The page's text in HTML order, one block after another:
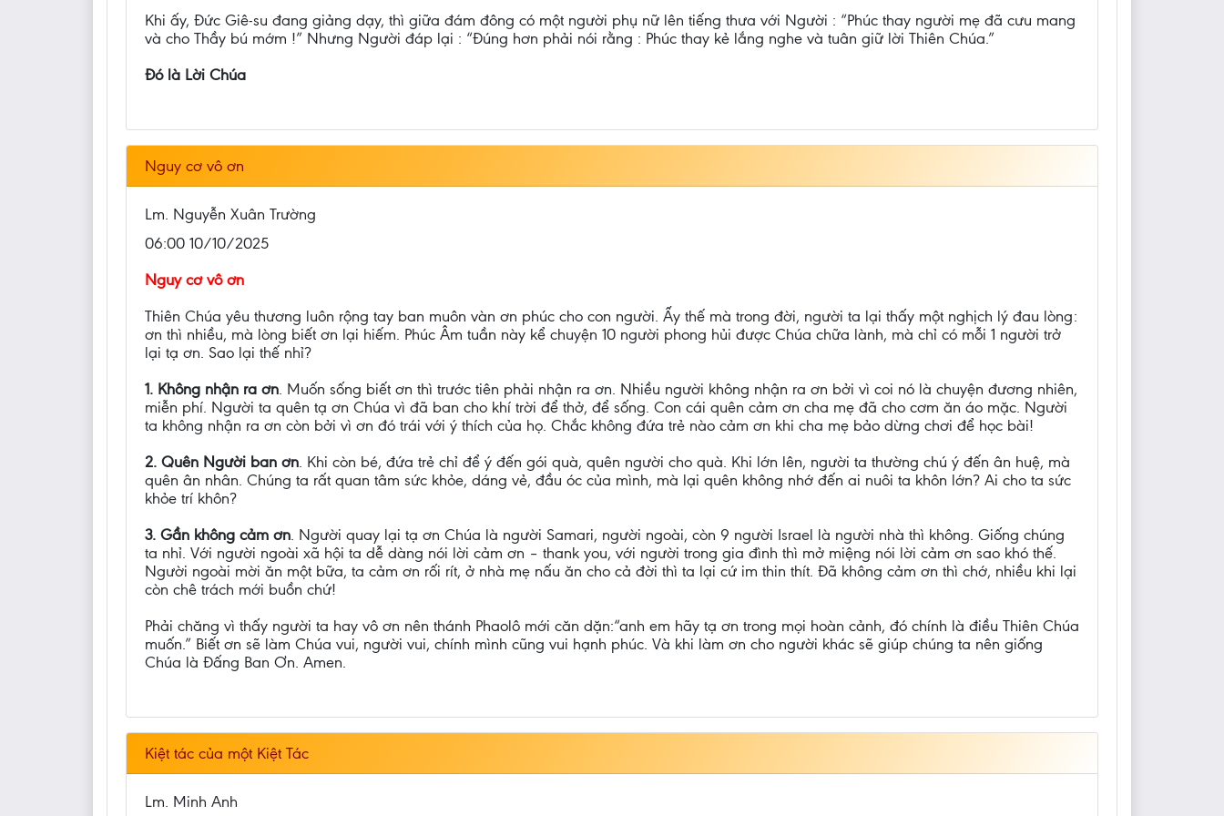
Khi ấy, Đức Giê-su đang giảng dạy, thì giữa đám đông có một người phụ nữ lên tiếng thưa với Người : “Phúc thay người mẹ đã cưu mang
và cho Thầy bú mớm !” Nhưng Người đáp lại : “Đúng hơn phải nói rằng : Phúc thay kẻ lắng nghe và tuân giữ lời Thiên Chúa.”
Đó là Lời Chúa
Nguy cơ vô ơn
Lm. Nguyễn Xuân Trường
06:00 10/10/2025
Nguy cơ vô ơn
Thiên Chúa yêu thương luôn rộng tay ban muôn vàn ơn phúc cho con người. Ấy thế mà trong đời, người ta lại thấy một nghịch lý đau lòng:
ơn thì nhiều, mà lòng biết ơn lại hiếm. Phúc Âm tuần này kể chuyện 10 người phong hủi được Chúa chữa lành, mà chỉ có mỗi 1 người trở
lại tạ ơn. Sao lại thế nhỉ?
1. Không nhận ra ơn. Muốn sống biết ơn thì trước tiên phải nhận ra ơn. Nhiều người không nhận ra ơn bởi vì coi nó là chuyện đương nhiên,
miễn phí. Người ta quên tạ ơn Chúa vì đã ban cho khí trời để thở, để sống. Con cái quên cảm ơn cha mẹ đã cho cơm ăn áo mặc. Người
ta không nhận ra ơn còn bởi vì ơn đó trái với ý thích của họ. Chắc không đứa trẻ nào cảm ơn khi cha mẹ bảo dừng chơi để học bài!
2. Quên Người ban ơn. Khi còn bé, đứa trẻ chỉ để ý đến gói quà, quên người cho quà. Khi lớn lên, người ta thường chú ý đến ân huệ, mà
quên ân nhân. Chúng ta rất quan tâm sức khỏe, dáng vẻ, đầu óc của mình, mà lại quên không nhớ đến ai nuôi ta khôn lớn? Ai cho ta sức
khỏe trí khôn?
3. Gần không cảm ơn. Người quay lại tạ ơn Chúa là người Samari, người ngoài, còn 9 người Israel là người nhà thì không. Giống chúng
ta nhỉ. Với người ngoài xã hội ta dễ dàng nói lời cảm ơn – thank you, với người trong gia đình thì mở miệng nói lời cảm ơn sao khó thế.
Người ngoài mời ăn một bữa, ta cảm ơn rối rít, ở nhà mẹ nấu ăn cho cả đời thì ta lại cứ im thin thít. Đã không cảm ơn thì chớ, nhiều khi lại
còn chê trách mới buồn chứ!
Phải chăng vì thấy người ta hay vô ơn nên thánh Phaolô mới căn dặn:“anh em hãy tạ ơn trong mọi hoàn cảnh, đó chính là điều Thiên Chúa
muốn.” Biết ơn sẽ làm Chúa vui, người vui, chính mình cũng vui hạnh phúc. Và khi làm ơn cho người khác sẽ giúp chúng ta nên giống
Chúa là Đấng Ban Ơn. Amen.
Kiệt tác của một Kiệt Tác
Lm. Minh Anh